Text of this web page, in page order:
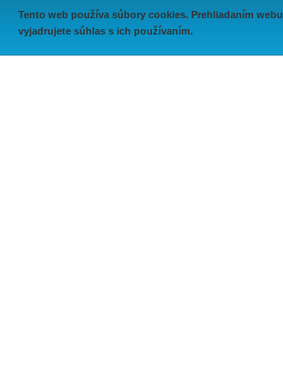
Tento web používa súbory cookies. Prehliadaním webu
vyjadrujete súhlas s ich používaním.